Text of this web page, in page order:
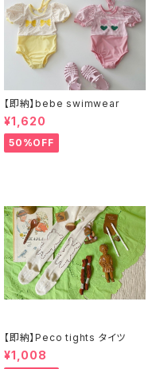
【即納】bebe swimwear
¥1,620
50%OFF
【即納】Peco tights タイツ
¥1,008